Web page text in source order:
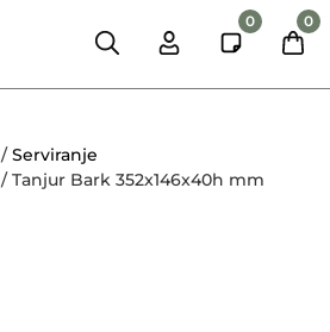
0 0
/Serviranje
/ Tanjur Bark 352x146x40h mm